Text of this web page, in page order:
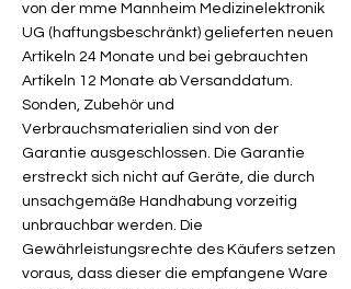
von der mme Mannheim Medizinelektronik
UG (haftungsbeschränkt) gelieferten neuen
Artikeln 24 Monate und bei gebrauchten
Artikeln 12 Monate ab Versanddatum.
Sonden, Zubehör und
Verbrauchsmaterialien sind von der
Garantie ausgeschlossen. Die Garantie
erstreckt sich nicht auf Geräte, die durch
unsachgemäße Handhabung vorzeitig
unbrauchbar werden. Die
Gewährleistungsrechte des Käufers setzen
voraus, dass dieser die empfangene Ware